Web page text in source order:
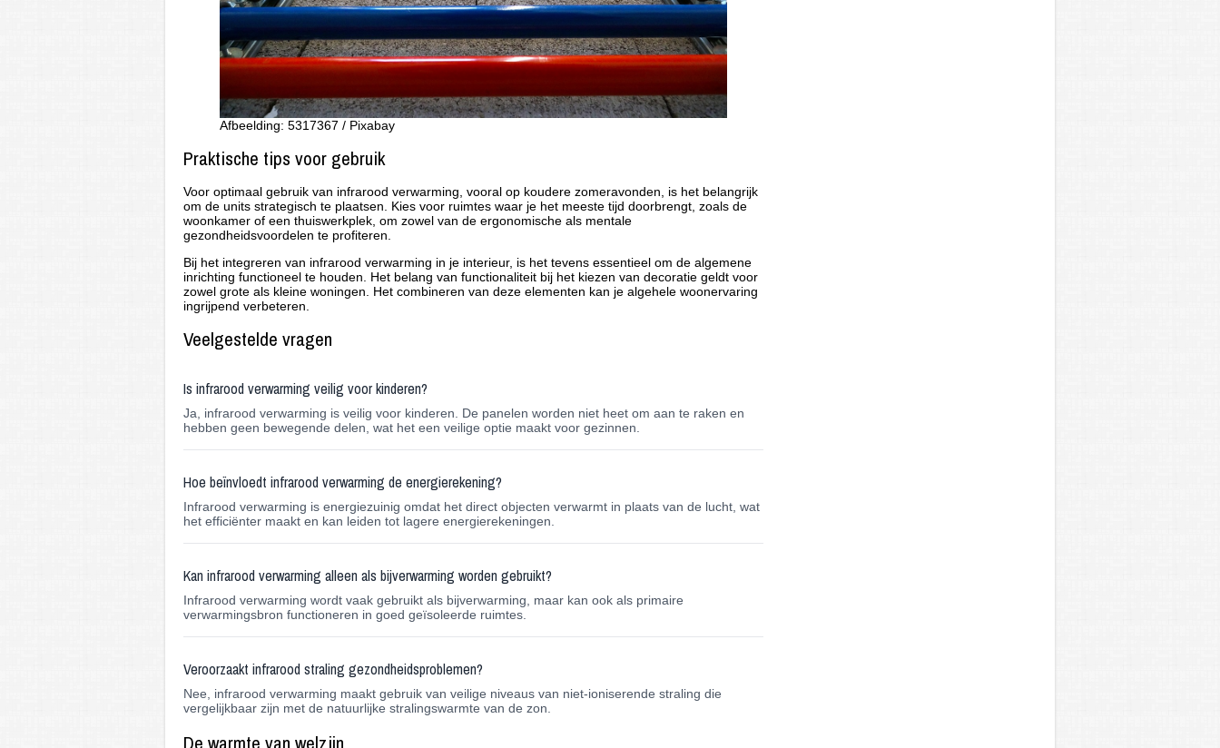
Afbeelding: 5317367 / Pixabay
Praktische tips voor gebruik
Voor optimaal gebruik van infrarood verwarming, vooral op koudere zomeravonden, is het belangrijk
om de units strategisch te plaatsen. Kies voor ruimtes waar je het meeste tijd doorbrengt, zoals de
woonkamer of een thuiswerkplek, om zowel van de ergonomische als mentale
gezondheidsvoordelen te profiteren.
Bij het integreren van infrarood verwarming in je interieur, is het tevens essentieel om de algemene
inrichting functioneel te houden. Het belang van functionaliteit bij het kiezen van decoratie geldt voor
zowel grote als kleine woningen. Het combineren van deze elementen kan je algehele woonervaring
ingrijpend verbeteren.
Veelgestelde vragen
Is infrarood verwarming veilig voor kinderen?
Ja, infrarood verwarming is veilig voor kinderen. De panelen worden niet heet om aan te raken en
hebben geen bewegende delen, wat het een veilige optie maakt voor gezinnen.
Hoe beïnvloedt infrarood verwarming de energierekening?
Infrarood verwarming is energiezuinig omdat het direct objecten verwarmt in plaats van de lucht, wat
het efficiënter maakt en kan leiden tot lagere energierekeningen.
Kan infrarood verwarming alleen als bijverwarming worden gebruikt?
Infrarood verwarming wordt vaak gebruikt als bijverwarming, maar kan ook als primaire
verwarmingsbron functioneren in goed geïsoleerde ruimtes.
Veroorzaakt infrarood straling gezondheidsproblemen?
Nee, infrarood verwarming maakt gebruik van veilige niveaus van niet-ioniserende straling die
vergelijkbaar zijn met de natuurlijke stralingswarmte van de zon.